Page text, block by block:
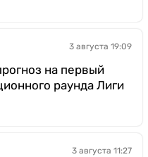
3 августа 19:09
на первый
раунда Лиги
3 августа 11:27